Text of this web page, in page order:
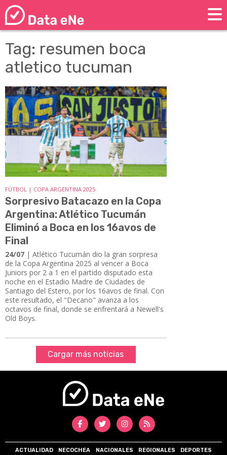
Tag: resumen boca
atletico tucuman
FÚTBOL | COPA ARGENTINA 2025
Sorpresivo Batacazo en la Copa
Argentina: Atlético Tucumán
Eliminó a Boca en los 16avos de
Final
24/07 | Atlético Tucumán dio la gran sorpresa
de la Copa Argentina 2025 al vencer a Boca
Juniors por 2 a 1 en el partido disputado esta
noche en el Estadio Madre de Ciudades de
Santiago del Estero, por los 16avos de final. Con
este resultado, el "Decano" avanza a los
octavos de final, donde se enfrentará a Newell's
Old Boys.
Cargar más noticias
ACTUALIDAD NECOCHEA NACIONALES REGIONALES DEPORTES